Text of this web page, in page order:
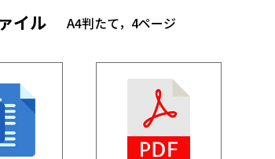
イル A4判たて，4ページ